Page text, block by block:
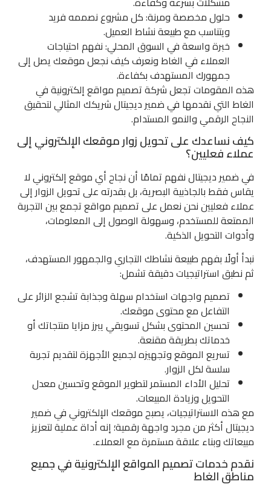
حلول مخصصة ومرنة: كل مشروع نصممه فريد
ويتناسب مع طبيعة نشاط العميل.
خبرة واسعة في السوق المحلي: نفهم احتياجات
العملاء في الغاط ونعرف كيف نجعل موقعك يصل إلى
جمهورك المستهدف بكفاءة.
هذه المقومات تجعل شركة تصميم مواقع إلكترونية في
الغاط التي نقدمها في ضمير ديجيتال شريكك المثالي لتحقيق
النجاح الرقمي والنمو المستدام.
كيف نساعدك على تحويل زوار موقعك الإلكتروني إلى
عملاء فعليين؟
في ضمير ديجيتال نفهم تمامًا أن نجاح أي موقع إلكتروني لا
يقاس فقط بالجاذبية البصرية، بل بقدرته على تحويل الزوار إلى
عملاء فعليين نحن نعمل على تصميم مواقع تجمع بين التجربة
الممتعة للمستخدم، وسهولة الوصول إلى المعلومات،
وأدوات التحويل الذكية.
نبدأ أولًا بفهم طبيعة نشاطك التجاري والجمهور المستهدف،
ثم نطبق استراتيجيات دقيقة تشمل:
تصميم واجهات استخدام سهلة وجذابة تشجع الزائر على
التفاعل مع محتوى موقعك.
تحسين المحتوى بشكل تسويقي يبرز مزايا منتجاتك أو
خدماتك بطريقة مقنعة.
تسريع الموقع وتجهيزه لجميع الأجهزة لتقديم تجربة
سلسة لكل الزوار.
تحليل الأداء المستمر لتطوير الموقع وتحسين معدل
التحويل وزيادة المبيعات.
مع هذه الاستراتيجيات، يصبح موقعك الإلكتروني في ضمير
ديجيتال أكثر من مجرد واجهة رقمية؛ إنه أداة عملية لتعزيز
مبيعاتك وبناء علاقة مستمرة مع العملاء.
نقدم خدمات تصميم المواقع الإلكترونية في جميع
مناطق الغاط